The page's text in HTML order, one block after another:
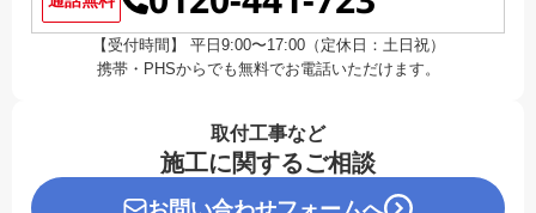
【受付時間】 平日9:00〜17:00（定休日：土日祝）
携帯・PHSからでも無料でお電話いただけます。
取付工事など
施工に関するご相談